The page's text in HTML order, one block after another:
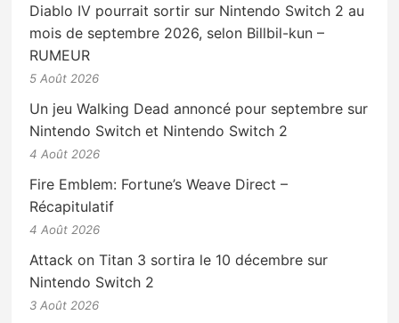
Diablo IV pourrait sortir sur Nintendo Switch 2 au
mois de septembre 2026, selon Billbil-kun –
RUMEUR
5 Août 2026
Un jeu Walking Dead annoncé pour septembre sur
Nintendo Switch et Nintendo Switch 2
4 Août 2026
Fire Emblem: Fortune’s Weave Direct –
Récapitulatif
4 Août 2026
Attack on Titan 3 sortira le 10 décembre sur
Nintendo Switch 2
3 Août 2026